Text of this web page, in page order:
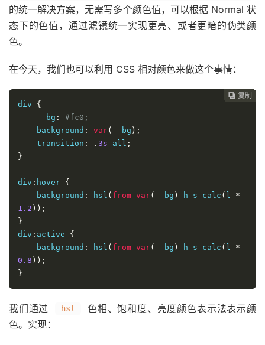
的统一解决方案，无需写多个颜色值，可以根据 Normal 状
态下的色值，通过滤镜统一实现更亮、或者更暗的伪类颜
色。
在今天，我们也可以利用 CSS 相对颜色来做这个事情：
 复制
 复制
 复制
 复制
 复制
 复制
div {
-- bg :
#fc0;
background : var(-- bg );
transition : . 3s all ;
}
div : hover {
background : hsl ( from var(-- bg ) h s calc ( l *
1.2 ));
}
div : active {
background : hsl ( from var(-- bg ) h s calc ( l *
0.8 ));
}
我们通过 hsl
色相、饱和度、亮度颜色表示法表示颜
色。实现：